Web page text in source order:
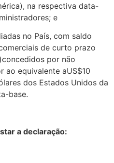
na respectiva data-
e
no País, com saldo
de curto prazo
por não
ao equivalente aUS$10
dos Estados Unidos da
base.
a declaração: